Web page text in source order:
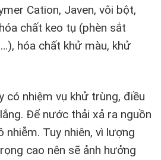
Cation, Javen, vôi bột,
chất keo tụ (phèn sắt
hóa chất khử màu, khử
có nhiệm vụ khử trùng, điều
Để nước thải xả ra nguồn
nhiễm. Tuy nhiên, vì lượng
cao nên sẽ ảnh hưởng